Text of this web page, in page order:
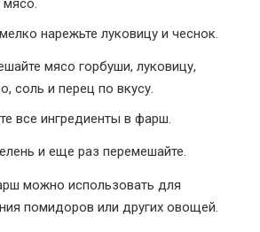
мясо.
нарежьте луковицу и чеснок.
мясо горбуши, луковицу,
соль и перец по вкусу.
все ингредиенты в фарш.
и еще раз перемешайте.
можно использовать для
помидоров или других овощей.